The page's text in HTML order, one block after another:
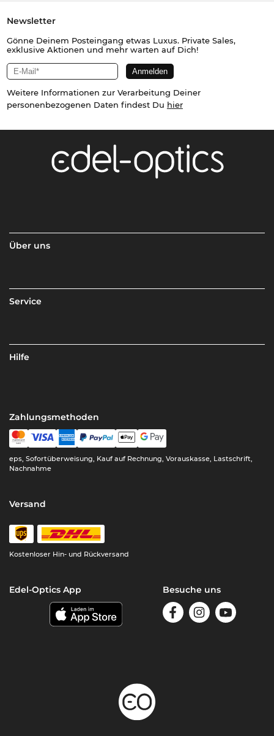
Newsletter
Gönne Deinem Posteingang etwas Luxus. Private Sales,
exklusive Aktionen und mehr warten auf Dich!
Weitere Informationen zur Verarbeitung Deiner
personenbezogenen Daten findest Du hier
Über uns
Service
Hilfe
Zahlungsmethoden
eps, Sofortüberweisung, Kauf auf Rechnung, Vorauskasse, Lastschrift,
Nachnahme
Versand
Kostenloser Hin- und Rückversand
Edel-Optics App Besuche uns